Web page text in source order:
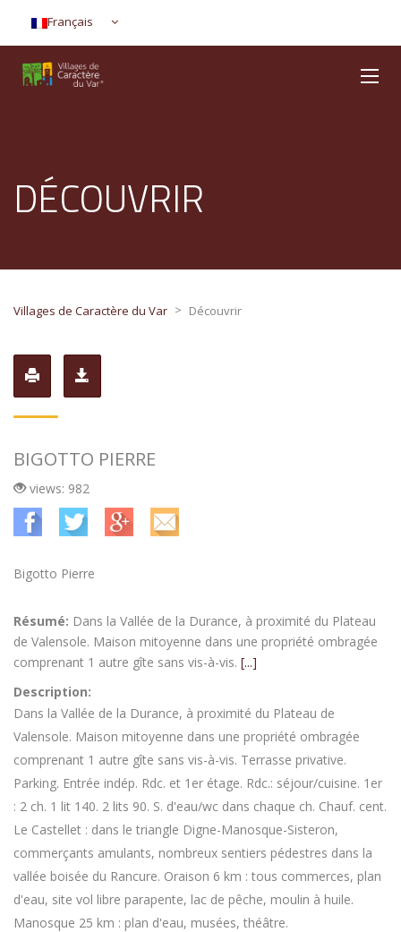
Français
DÉCOUVRIR
Villages de Caractère du Var > Découvrir
BIGOTTO PIERRE
views: 982
Bigotto Pierre
Résumé: Dans la Vallée de la Durance, à proximité du Plateau
de Valensole. Maison mitoyenne dans une propriété ombragée
comprenant 1 autre gîte sans vis-à-vis. [...]
Description:
Dans la Vallée de la Durance, à proximité du Plateau de
Valensole. Maison mitoyenne dans une propriété ombragée
comprenant 1 autre gîte sans vis-à-vis. Terrasse privative.
Parking. Entrée indép. Rdc. et 1er étage. Rdc.: séjour/cuisine. 1er
: 2 ch. 1 lit 140. 2 lits 90. S. d'eau/wc dans chaque ch. Chauf. cent.
Le Castellet : dans le triangle Digne-Manosque-Sisteron,
commerçants amulants, nombreux sentiers pédestres dans la
vallée boisée du Rancure. Oraison 6 km : tous commerces, plan
d'eau, site vol libre parapente, lac de pêche, moulin à huile.
Manosque 25 km : plan d'eau, musées, théâtre.